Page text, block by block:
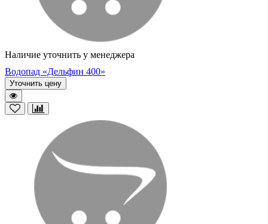
Наличие уточнить у менеджера
Водопад «Дельфин 400»
Уточнить цену